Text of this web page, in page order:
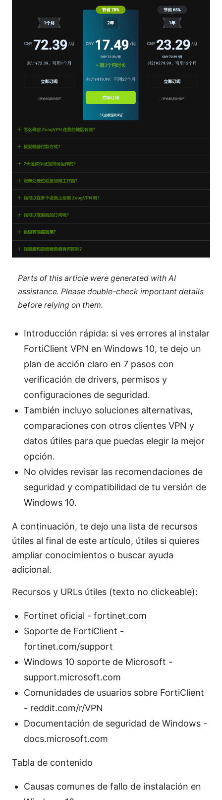
Parts of this article were generated with AI
assistance. Please double-check important details
before relying on them.
Introducción rápida: si ves errores al instalar
FortiClient VPN en Windows 10, te dejo un
plan de acción claro en 7 pasos con
verificación de drivers, permisos y
configuraciones de seguridad.
También incluyo soluciones alternativas,
comparaciones con otros clientes VPN y
datos útiles para que puedas elegir la mejor
opción.
No olvides revisar las recomendaciones de
seguridad y compatibilidad de tu versión de
Windows 10.
A continuación, te dejo una lista de recursos
útiles al final de este artículo, útiles si quieres
ampliar conocimientos o buscar ayuda
adicional.
Recursos y URLs útiles (texto no clickeable):
Fortinet oficial - fortinet.com
Soporte de FortiClient -
fortinet.com/support
Windows 10 soporte de Microsoft -
support.microsoft.com
Comunidades de usuarios sobre FortiClient
- reddit.com/r/VPN
Documentación de seguridad de Windows -
docs.microsoft.com
Tabla de contenido
Causas comunes de fallo de instalación en